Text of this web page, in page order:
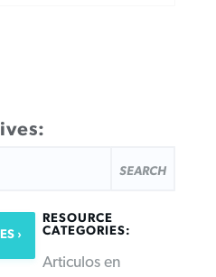
RESOURCE
CATEGORIES:
Articulos en